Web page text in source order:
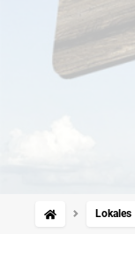
Lokales